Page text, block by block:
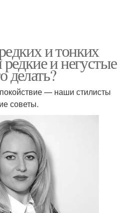
и тонких
и негустые
— наши стилисты
советы.